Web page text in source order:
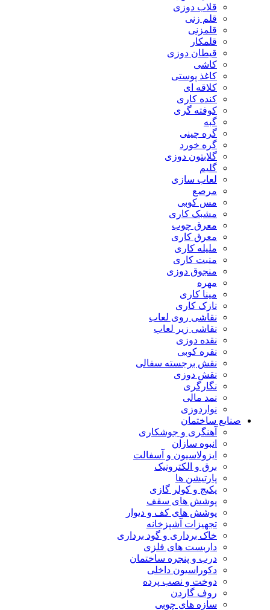
قلاب دوزی
قلم زنی
قلمزنی
قلمکار
قیطان دوزی
کاشی
کاغذ پوستی
کلاقه ای
کنده کاری
کوفته گری
گبه
گره چینی
گره خورد
گلابتون دوزی
گلیم
لعاب سازی
مرصع
مس کوبی
مشبک کاری
معرق چوب
معرق کاری
مليله کاری
منبت کاری
منجوق دوزی
مهره
مینا کاری
نازک کاری
نقاشی روی لعاب
نقاشی زیر لعاب
نقده دوزی
نقره کوبی
نقش برجسته سفالی
نقش دوزی
نگارگری
نمد مالی
نواردوزی
صنایع ساختمان
آهنگری و جوشکاری
انبوه سازان
ایزولاسیون و آسفالت
برق و الکترونیک
پارتیشن ها
پکیج و کولر گازی
پوشش های سقف
پوشش های کف و دیوار
تجهیزات آشپزخانه
خاک برداری و گود برداری
داربست های فلزی
درب و پنجره ساختمان
دکوراسیون داخلی
دوخت و نصب پرده
روف گاردن
سازه های چوبی